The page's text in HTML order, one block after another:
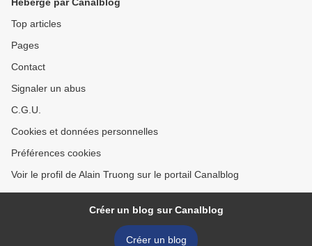
Top articles
Pages
Contact
Signaler un abus
C.G.U.
Cookies et données personnelles
Préférences cookies
Voir le profil de Alain Truong sur le portail Canalblog
Créer un blog sur Canalblog
Créer un blog